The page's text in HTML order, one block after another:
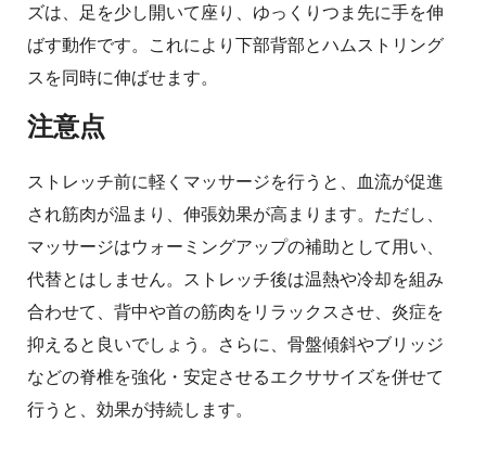
ズは、足を少し開いて座り、ゆっくりつま先に手を伸
ばす動作です。これにより下部背部とハムストリング
スを同時に伸ばせます。
注意点
ストレッチ前に軽くマッサージを行うと、血流が促進
され筋肉が温まり、伸張効果が高まります。ただし、
マッサージはウォーミングアップの補助として用い、
代替とはしません。ストレッチ後は温熱や冷却を組み
合わせて、背中や首の筋肉をリラックスさせ、炎症を
抑えると良いでしょう。さらに、骨盤傾斜やブリッジ
などの脊椎を強化・安定させるエクササイズを併せて
行うと、効果が持続します。